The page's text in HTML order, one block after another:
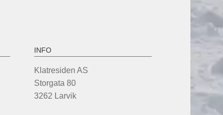
INFO
Klatresiden AS
Storgata 80
3262 Larvik